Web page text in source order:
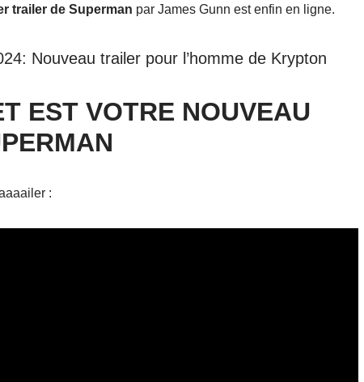
trailer de Superman par James Gunn est enfin en ligne.
Nouveau trailer pour l’homme de Krypton
EST VOTRE NOUVEAU
: